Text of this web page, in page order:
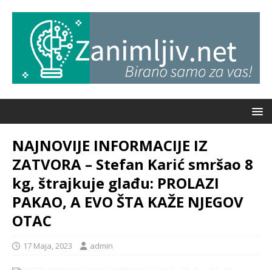
NAJNOVIJE INFORMACIJE IZ
ZATVORA – Stefan Karić smršao 8
kg, štrajkuje glađu: PROLAZI
PAKAO, A EVO ŠTA KAŽE NJEGOV
OTAC
17 Maja, 2023 admin